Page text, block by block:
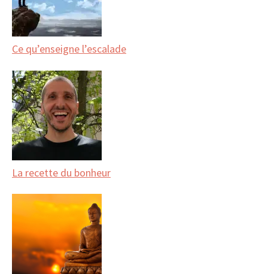
Ce qu’enseigne l’escalade
La recette du bonheur